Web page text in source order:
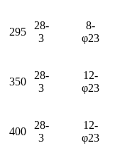
295
28-
3
8-
φ23
350
28-
3
12-
φ23
400
28-
3
12-
φ23